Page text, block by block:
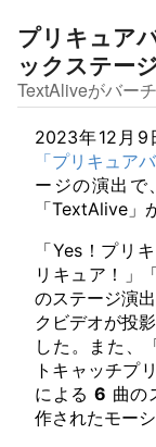
プリキュア
ックステー
TextAliveがバー
2023年12月9
「プリキュア
ージの演出で
「TextAlive」
「Yes！プリ
リキュア！」
のステージ演
クビデオが投
した。また、
トキャッチプ
による 6 曲の
作されたモー